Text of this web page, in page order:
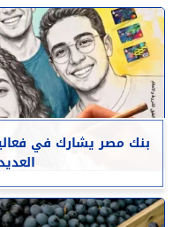
بنك مصر يشارك في